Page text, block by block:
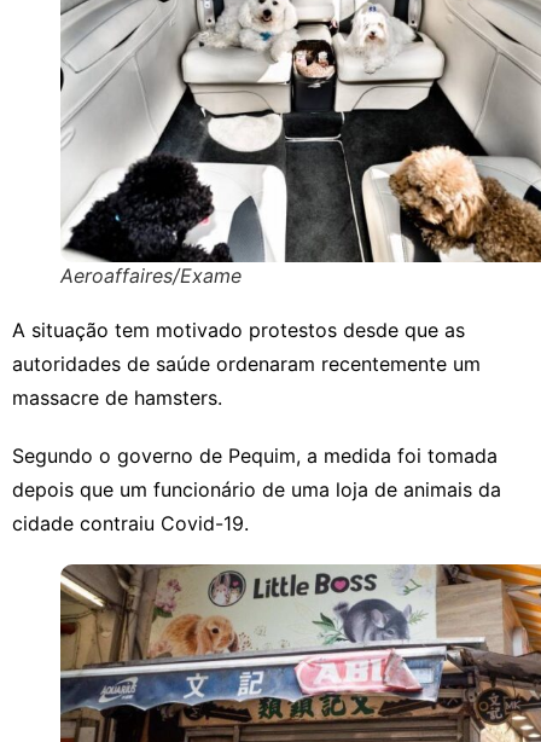
Aeroaffaires/Exame
A situação tem motivado protestos desde que as
autoridades de saúde ordenaram recentemente um
massacre de hamsters.
Segundo o governo de Pequim, a medida foi tomada
depois que um funcionário de uma loja de animais da
cidade contraiu Covid-19.